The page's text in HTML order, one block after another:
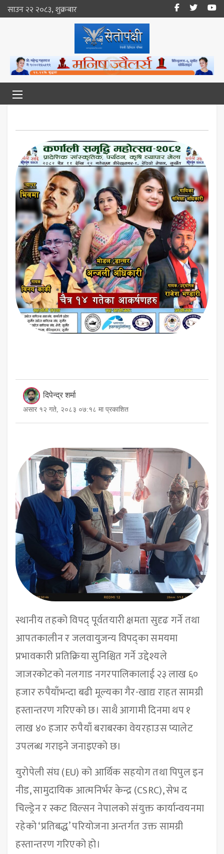
साउन २२ २०८३, शुक्रबार
दिपेन्द्र शर्मा
असार १२ गते, २०८३ ०७:१८ मा प्रकाशित
स्थानीय तहको विपद् पूर्वतयारी क्षमता सुदृढ गर्ने तथा
आपतकालीन र जलवायुजन्य विपद्का समयमा
प्रभावकारी प्रतिक्रिया सुनिश्चित गर्ने उद्देश्यले
जाजरकोटको नलगाड नगरपालिकालाई २३ लाख ६०
हजार रुपैयाँभन्दा बढी मूल्यका गैर-खाद्य राहत सामग्री
हस्तान्तरण गरिएको छ। साथै आगामी दिनमा थप १
लाख ४० हजार रुपैयाँ बराबरका वेयरहाउस प्यालेट
उपलब्ध गराइने जनाइएको छ।
युरोपेली संघ (EU) को आर्थिक सहयोग तथा पिपुल इन
नीड, सामुदायिक आत्मनिर्भर केन्द्र (CSRC), सेभ द
चिल्ड्रेन र स्कट विल्सन नेपालको संयुक्त कार्यान्वयनमा
रहेको ‘प्रतिबद्ध’ परियोजना अन्तर्गत उक्त सामग्री
हस्तान्तरण गरिएको हो।